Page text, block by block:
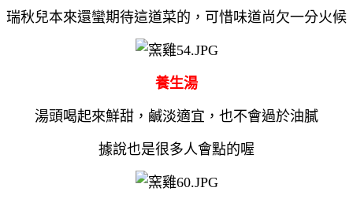
瑞秋兒本來還蠻期待這道菜的，可惜味道尚欠一分火候
養生湯
湯頭喝起來鮮甜，鹹淡適宜，也不會過於油膩
據說也是很多人會點的喔